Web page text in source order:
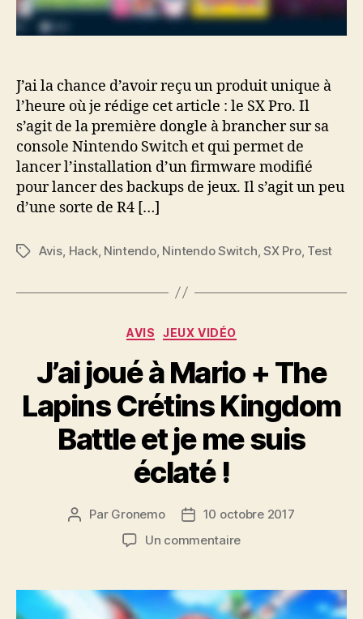
J’ai la chance d’avoir reçu un produit unique à
l’heure où je rédige cet article : le SX Pro. Il
s’agit de la première dongle à brancher sur sa
console Nintendo Switch et qui permet de
lancer l’installation d’un firmware modifié
pour lancer des backups de jeux. Il s’agit un peu
d’une sorte de R4 […]
Étiquettes
Avis Hack, Nintendo, Nintendo Switch ,SX Pro, Test
Catégories
AVIS JEUX VIDÉO
J’ai joué à Mario + The
Lapins Crétins Kingdom
Battle et je me suis
éclaté !
Auteur
Par Gronemo
Date10 octobre 2017
Un commentairesur
à
Mario